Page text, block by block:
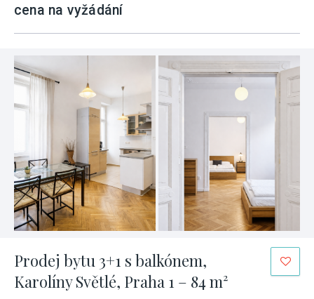
cena na vyžádání
Prodej bytu 3+1 s balkónem,
Karolíny Světlé, Praha 1 – 84 m²